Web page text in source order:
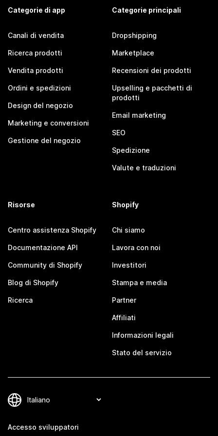
Categorie di app
Canali di vendita
Ricerca prodotti
Vendita prodotti
Ordini e spedizioni
Design del negozio
Marketing e conversioni
Gestione del negozio
Categorie principali
Dropshipping
Marketplace
Recensioni dei prodotti
Upselling e pacchetti di
prodotti
Email marketing
SEO
Spedizione
Valute e traduzioni
Risorse
Centro assistenza Shopify
Documentazione API
Community di Shopify
Blog di Shopify
Ricerca
Shopify
Chi siamo
Lavora con noi
Investitori
Stampa e media
Partner
Affiliati
Informazioni legali
Stato del servizio
Accesso sviluppatori